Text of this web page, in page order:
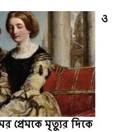
ও
প্রেমকে মৃত্যুর দিকে